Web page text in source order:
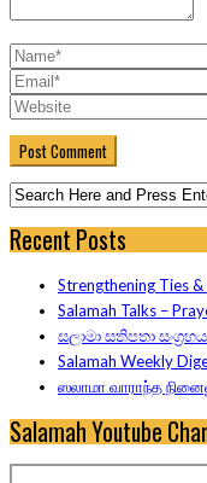
Recent Posts
Strengthening Ties
Salamah Talks –
සලාමා සතිපතා
Salamah Weekly
ஸலாமா வாராந்த
Salamah Youtube